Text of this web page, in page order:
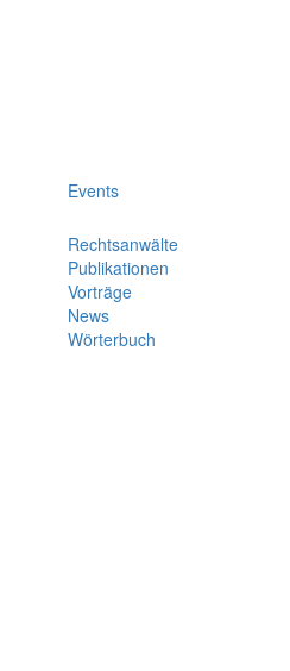
Events
Rechtsanwälte
Publikationen
Vorträge
News
Wörterbuch